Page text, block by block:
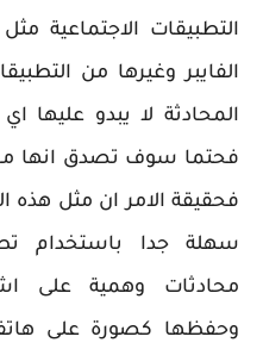
التطبيقات الاجتماعية
الفايبر وغيرها من
المحادثة لا يبدو عليها
فحتما سوف تصدق انها
فحقيقة الامر ان مثل هذه
سهلة جدا باستخدام
محادثات وهمية على
وحفظها كصورة على